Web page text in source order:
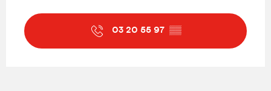
03 20 55 97 ▒▒